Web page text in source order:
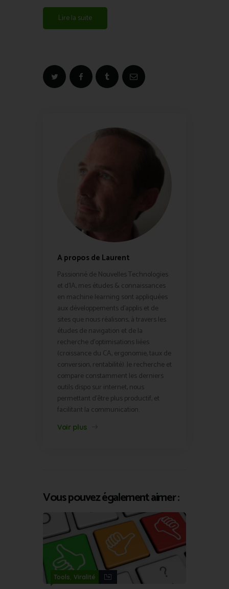
Lire la suite
A propos de Laurent
Passionné de Nouvelles Technologies
et d'IA, mes études & connaissances
en machine learning sont appliquées
aux développements d'applis et de
sites que nous réalisons, à travers les
études de navigation et de la
recherche d'optimisations liées
(croissance du CA, ergonomie, taux de
conversion, rentabilité). Je recherche et
compare constamment les derniers
outils dispo sur internet, nous
permettant d'être plus productif, et
facilitant la communication.
Voir plus
Vous pouvez également aimer :
Tools, Viralité